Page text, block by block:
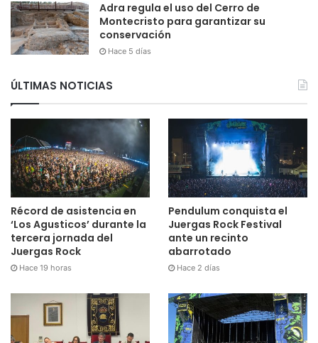
Adra regula el uso del Cerro de
Montecristo para garantizar su
conservación
Hace 5 días
ÚLTIMAS NOTICIAS
Récord de asistencia en
‘Los Agusticos’ durante la
tercera jornada del
Juergas Rock
Hace 19 horas
Pendulum conquista el
Juergas Rock Festival
ante un recinto
abarrotado
Hace 2 días